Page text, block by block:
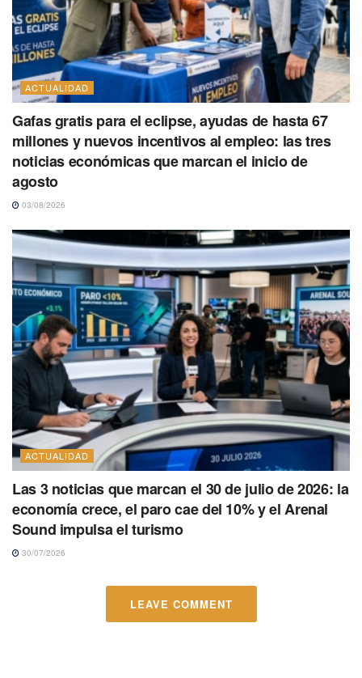
ACTUALIDAD
Gafas gratis para el eclipse, ayudas de hasta 67
millones y nuevos incentivos al empleo: las tres
noticias económicas que marcan el inicio de
agosto
03/08/2026
ACTUALIDAD
Las 3 noticias que marcan el 30 de julio de 2026: la
economía crece, el paro cae del 10% y el Arenal
Sound impulsa el turismo
30/07/2026
LEAVE COMMENT